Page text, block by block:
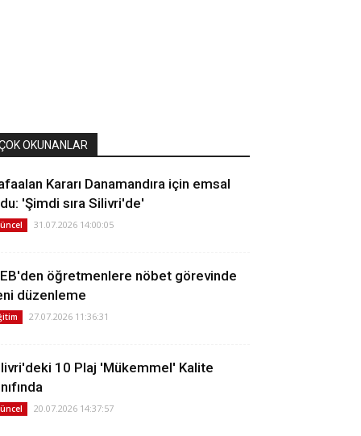
OKUNANLAR
Kararı Danamandıra için emsal
'Şimdi sıra Silivri'de'
31.07.2026 14:00:05
öğretmenlere nöbet görevinde
düzenleme
27.07.2026 11:36:31
10 Plaj 'Mükemmel' Kalite
20.07.2026 14:37:57